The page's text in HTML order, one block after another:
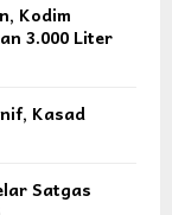
Kodim
3.000 Liter
Kasad
Satgas